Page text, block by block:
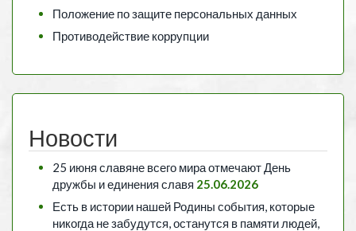
Положение по защите персональных данных
Противодействие коррупции
Новости
25 июня славяне всего мира отмечают День
дружбы и единения славя 25.06.2026
Есть в истории нашей Родины события, которые
никогда не забудутся, останутся в памяти людей,